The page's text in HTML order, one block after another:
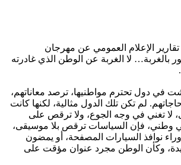
الإعلام العمومي عن مهرجان
بالغربة… لا الغربة عن الوطن الذي غادرته
في دول تحترم مواطنيها، ترصد معاناتهم،
لم تكن تلك الدول مثالية، لكنها كانت
لا تغني في وجه الجوع، ولا ترقص على
وطني، فإن السياسات ترقص بلا موسيقى،
نوافذ السيارات المصفحة، أو يمضون
وكأن الوطن مجرد عنوان مؤقت على